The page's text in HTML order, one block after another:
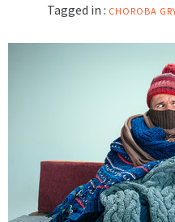
Tagged in : CHOROBA